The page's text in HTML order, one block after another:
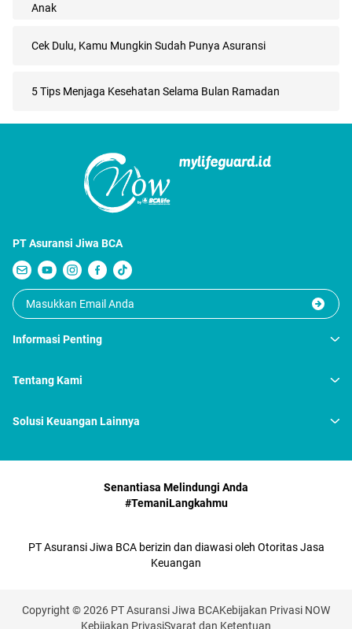
Anak
Cek Dulu, Kamu Mungkin Sudah Punya Asuransi
5 Tips Menjaga Kesehatan Selama Bulan Ramadan
PT Asuransi Jiwa BCA
Informasi Penting
Tentang Kami
Solusi Keuangan Lainnya
Senantiasa Melindungi Anda
#TemaniLangkahmu
PT Asuransi Jiwa BCA berizin dan diawasi oleh Otoritas Jasa
Keuangan
Copyright © 2026 PT Asuransi Jiwa BCAKebijakan Privasi NOW
Kebijakan PrivasiSyarat dan Ketentuan